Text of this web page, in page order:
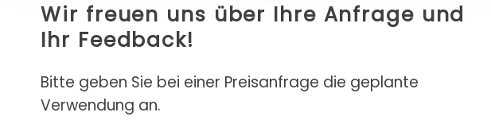
Wir freuen uns über Ihre Anfrage und
Ihr Feedback!
Bitte geben Sie bei einer Preisanfrage die geplante
Verwendung an.